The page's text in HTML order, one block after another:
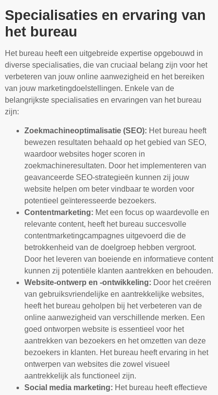
Specialisaties en ervaring van
het bureau
Het bureau heeft een uitgebreide expertise opgebouwd in
diverse specialisaties, die van cruciaal belang zijn voor het
verbeteren van jouw online aanwezigheid en het bereiken
van jouw marketingdoelstellingen. Enkele van de
belangrijkste specialisaties en ervaringen van het bureau
zijn:
Zoekmachineoptimalisatie (SEO): Het bureau heeft
bewezen resultaten behaald op het gebied van SEO,
waardoor websites hoger scoren in
zoekmachineresultaten. Door het implementeren van
geavanceerde SEO-strategieën kunnen zij jouw
website helpen om beter vindbaar te worden voor
potentieel geïnteresseerde bezoekers.
Contentmarketing: Met een focus op waardevolle en
relevante content, heeft het bureau succesvolle
contentmarketingcampagnes uitgevoerd die de
betrokkenheid van de doelgroep hebben vergroot.
Door het leveren van boeiende en informatieve content
kunnen zij potentiële klanten aantrekken en behouden.
Website-ontwerp en -ontwikkeling: Door het creëren
van gebruiksvriendelijke en aantrekkelijke websites,
heeft het bureau geholpen bij het verbeteren van de
online aanwezigheid van verschillende merken. Een
goed ontworpen website is essentieel voor het
aantrekken van bezoekers en het omzetten van deze
bezoekers in klanten. Het bureau heeft ervaring in het
ontwerpen van websites die zowel visueel
aantrekkelijk als functioneel zijn.
Social media marketing: Het bureau heeft effectieve